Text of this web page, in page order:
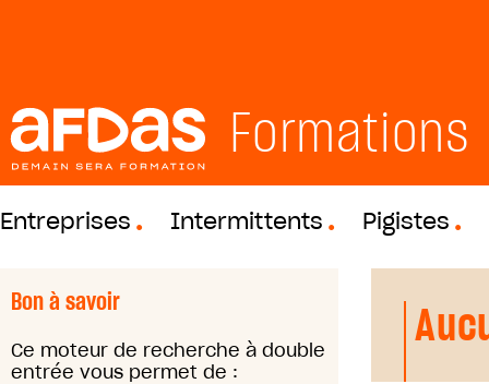
Formations
Entreprises Intermittents Pigistes
Bon à savoir
Ce moteur de recherche à double
entrée vous permet de :